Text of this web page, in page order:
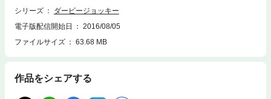
シリーズ
ダービージョッキー
電子版配信開始日
2016/08/05
ファイルサイズ
63.68 MB
作品をシェアする